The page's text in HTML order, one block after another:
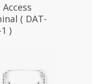
( DAT-
)